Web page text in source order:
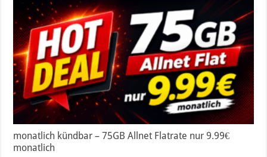
monatlich kündbar – 75GB Allnet Flatrate nur 9.99€
monatlich